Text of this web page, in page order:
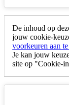
De inhoud op
jouw cookie-
voorkeuren aan
Je kan jouw
site op "Cookie-